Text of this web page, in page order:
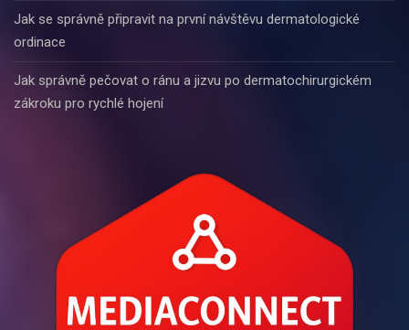
Jak se správně připravit na první návštěvu dermatologické
ordinace
Jak správně pečovat o ránu a jizvu po dermatochirurgickém
zákroku pro rychlé hojení